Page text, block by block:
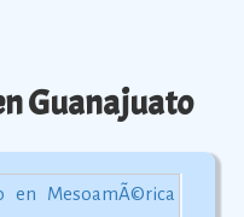
Guanajuato